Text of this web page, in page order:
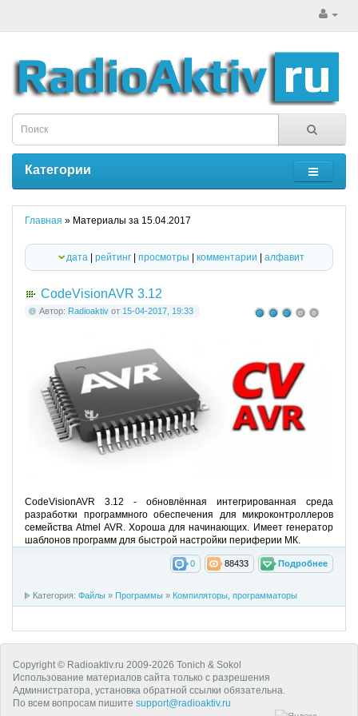
Категории
Главная » Материалы за 15.04.2017
дата | рейтинг| просмотры | комментарии | алфавит
CodeVisionAVR 3.12
Автор: Radioaktiv от 15-04-2017, 19:33
CodeVisionAVR 3.12 - обновлённая интегрированная среда
разработки программного обеспечения для микроконтроллеров
семейства Atmel AVR. Хороша для начинающих. Имеет генератор
шаблонов программ для быстрой настройки периферии МК.
Подробнее
88433
0
Категория: Файлы » Программы » Компиляторы, программаторы
Copyright © Radioaktiv.ru 2009-2026 Tonich & Sokol
Использование материалов сайта только с разрешения
Администратора, установка обратной ссылки обязательна.
По всем вопросам пишите support@radioaktiv.ru